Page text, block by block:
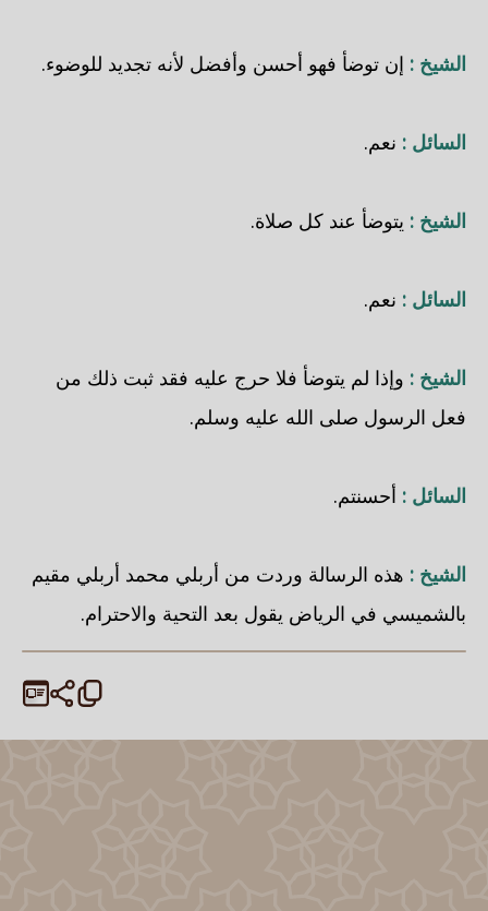
الشيخ : إن توضأ فهو أحسن وأفضل لأنه تجديد للوضوء.
السائل : نعم.
الشيخ : يتوضأ عند كل صلاة.
السائل : نعم.
الشيخ : وإذا لم يتوضأ فلا حرج عليه فقد ثبت ذلك من
فعل الرسول صلى الله عليه وسلم.
السائل : أحسنتم.
الشيخ : هذه الرسالة وردت من أربلي محمد أربلي مقيم
بالشميسي في الرياض يقول بعد التحية والاحترام.